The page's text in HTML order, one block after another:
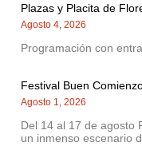
Plazas y Placita de
Agosto 4, 2026
Programación con
Festival Buen
Agosto 1, 2026
Del 14 al 17 de agosto
un inmenso escenario